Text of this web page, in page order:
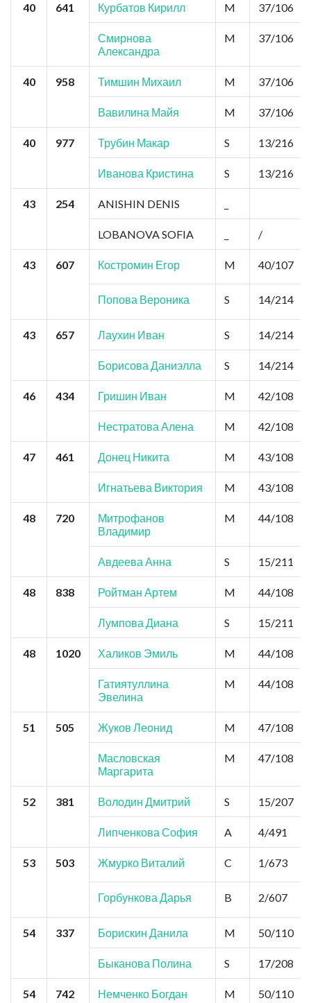
40 641 Курбатов Кирилл M 37/106
Смирнова
Александра
M 37/106
40 958 Тимшин Михаил M 37/106
Вавилина Майя M 37/106
40 977 Трубин Макар S 13/216
Иванова Кристина S 13/216
43 254 ANISHIN DENIS
LOBANOVA SOFIA /
43 607 Костромин Егор M 40/107
Попова Вероника S 14/214
43 657 Лаухин Иван S 14/214
Борисова Даниэлла S 14/214
46 434 Гришин Иван M 42/108
Нестратова Алена M 42/108
47 461 Донец Никита M 43/108
Игнатьева Виктория M 43/108
48 720
Митрофанов
Владимир
M 44/108
Авдеева Анна S 15/211
48 838 Ройтман Артем M 44/108
Лумпова Диана S 15/211
48 1020 Халиков Эмиль M 44/108
Гатиятуллина
Эвелина
M 44/108
51 505 Жуков Леонид M 47/108
Масловская
Маргарита
M 47/108
52 381 Володин Дмитрий S 15/207
Липченкова София A 4/491
53 503 Жмурко Виталий C 1/673
Горбункова Дарья B 2/607
54 337 Борискин Данила M 50/110
Быканова Полина S 17/208
54 742 Немченко Богдан M 50/110